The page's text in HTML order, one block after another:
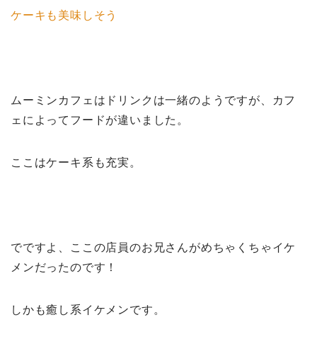
ケーキも美味しそう
ムーミンカフェはドリンクは一緒のようですが、カフ
ェによってフードが違いました。
ここはケーキ系も充実。
でですよ、ここの店員のお兄さんがめちゃくちゃイケ
メンだったのです！
しかも癒し系イケメンです。